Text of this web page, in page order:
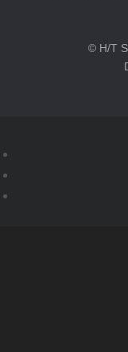
© H/T